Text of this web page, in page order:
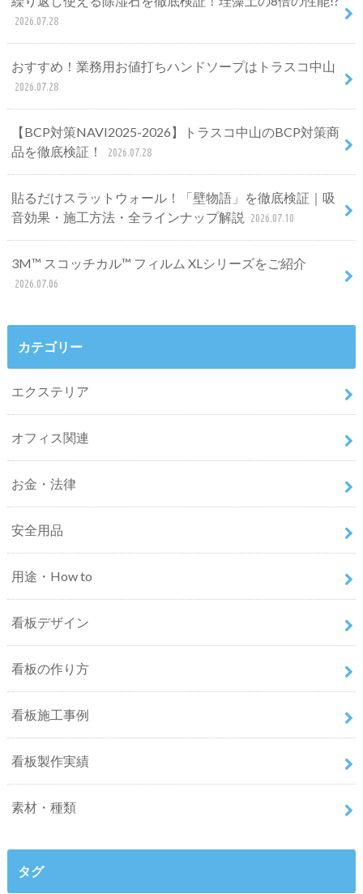
2026.07.28
おすすめ！業務用お値打ちハンドソープはトラスコ中山
2026.07.28
【BCP対策NAVI2025-2026】トラスコ中山のBCP対策商
品を徹底検証！
2026.07.28
貼るだけスラットウォール！「壁物語」を徹底検証｜吸
音効果・施工方法・全ラインナップ解説
2026.07.10
3M™ スコッチカル™ フィルム XLシリーズをご紹介
2026.07.06
カテゴリー
エクステリア
オフィス関連
お金・法律
安全用品
用途・How to
看板デザイン
看板の作り方
看板施工事例
看板製作実績
素材・種類
タグ